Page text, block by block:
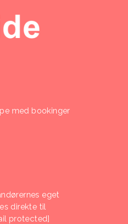
med bookinger
eget
direkte til
protected]